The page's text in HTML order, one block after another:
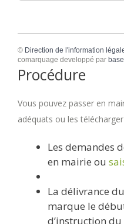
© Direction de l'information
comarquage developpé par
Procédure
Vous pouvez passer en
adéquats ou les
Les demandes
en mairie ou
La délivrance
marque le
d’instruction du